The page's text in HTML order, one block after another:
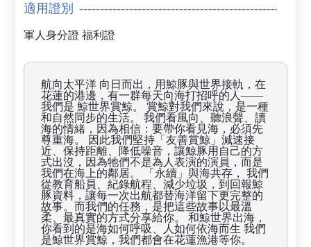
適用證別
軍人身分證 福利證
航向太平洋 向日而出，用鯨豚與世界接軌，在
花蓮的港邊，有一群每天向海打招呼的人——
我們是 鯨世界賞鯨。 賞鯨對我們來說，是一種
和自然同步的生活。 我們看風向、聽浪聲、讀
海的情緒，因為相信：要帶你看見海，必須先
尊重海。 因此我們堅持「友善賞鯨」減速接
近、保持距離、降低噪音，讓鯨豚用自己的方
式出沒，因為牠們不是為人表演的演員，而是
我們在海上的鄰居。 「永續」與海共存， 我們
從教育船員、紀錄航程、減少垃圾，到回報鯨
豚資料，讓每一次出航都替海洋留下更完整的
故事。而我們的任務，是把這些故事以最溫
柔、最真實的方式分享給你。 和鯨世界出海，
你看到的是海如何呼吸、人如何依海而生 我們
是鯨世界賞鯨，我們都會在花蓮漁港等你。